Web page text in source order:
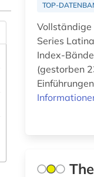
TOP-
Vollständige
Series
Index-
(gestorben